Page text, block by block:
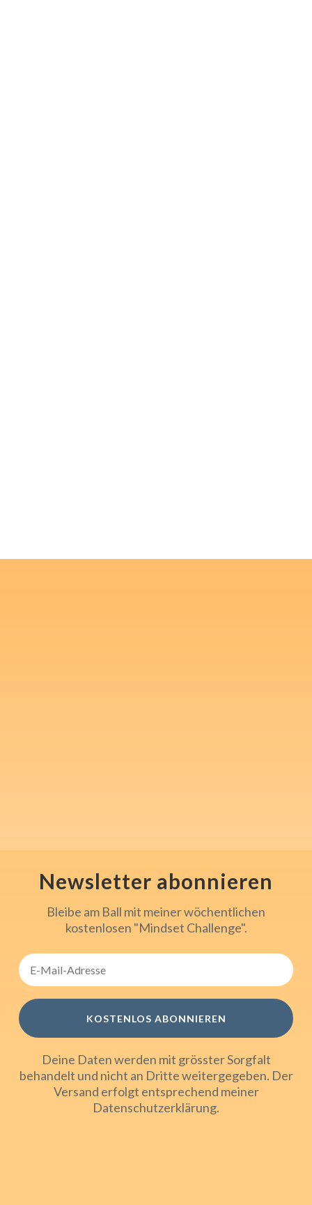
Newsletter abonnieren
Bleibe am Ball mit meiner wöchentlichen
kostenlosen "Mindset Challenge".
KOSTENLOS ABONNIEREN
Deine Daten werden mit grösster Sorgfalt
behandelt und nicht an Dritte weitergegeben. Der
Versand erfolgt entsprechend meiner
Datenschutzerklärung.